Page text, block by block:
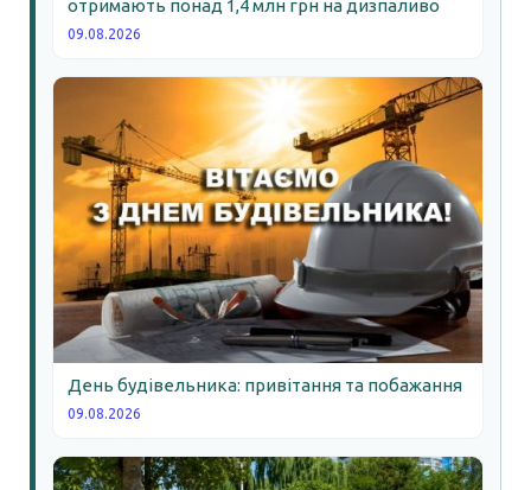
отримають понад 1,4 млн грн на дизпаливо
09.08.2026
День будівельника: привітання та побажання
09.08.2026